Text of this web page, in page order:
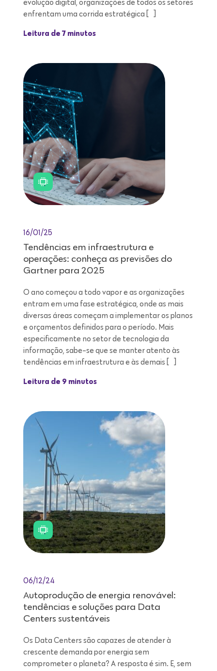
evolução digital, organizações de todos os setores
enfrentam uma corrida estratégica […]
Leitura de 7 minutos
16/01/25
Tendências em infraestrutura e
operações: conheça as previsões do
Gartner para 2025
O ano começou a todo vapor e as organizações
entram em uma fase estratégica, onde as mais
diversas áreas começam a implementar os planos
e orçamentos definidos para o período. Mais
especificamente no setor de tecnologia da
informação, sabe-se que se manter atento às
tendências em infraestrutura e às demais […]
Leitura de 9 minutos
06/12/24
Autoprodução de energia renovável:
tendências e soluções para Data
Centers sustentáveis
Os Data Centers são capazes de atender à
crescente demanda por energia sem
comprometer o planeta? A resposta é sim. E, sem